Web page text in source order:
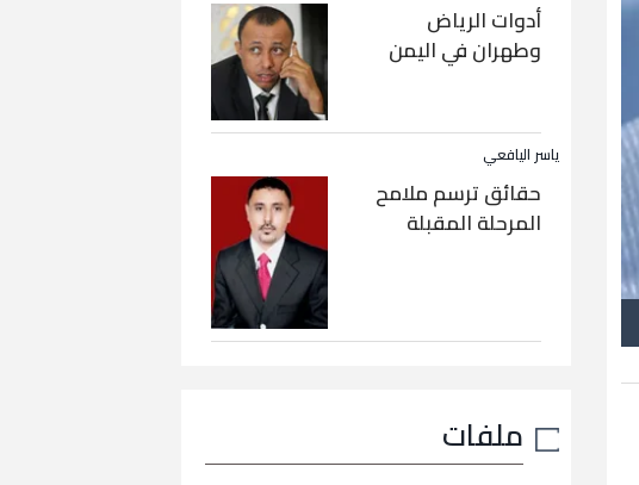
أدوات الرياض
وطهران في اليمن
ياسر اليافعي
حقائق ترسم ملامح
المرحلة المقبلة
ملفات